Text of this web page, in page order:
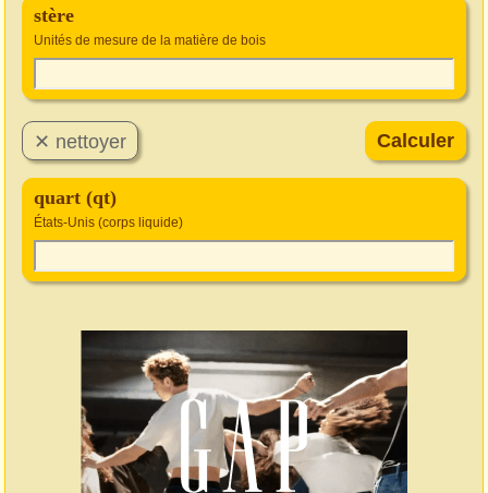
stère
Unités de mesure de la matière de bois
quart (qt)
États-Unis (corps liquide)